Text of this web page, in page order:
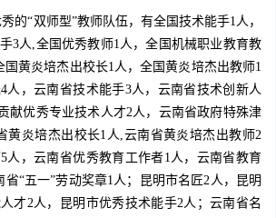
的“双师型”教师队伍，有全国技术能手1人，
3人,全国优秀教师1人，全国机械职业教育教
国黄炎培杰出校长1人，全国黄炎培杰出教师1
人，云南省技术能手3人，云南省技术创新人
献优秀专业技术人才2人，云南省政府特殊津
黄炎培杰出校长1人,云南省黄炎培杰出教师2
人，云南省优秀教育工作者1人，云南省教育
“五一”劳动奖章1人；昆明市名匠2人，昆明
才2人，昆明市优秀技术能手2人；云南省名